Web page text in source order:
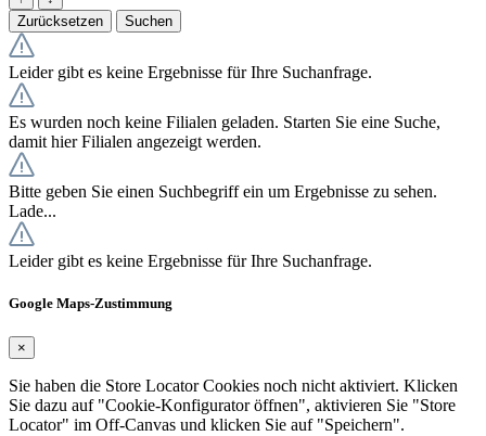
Zurücksetzen
Suchen
Leider gibt es keine Ergebnisse für Ihre Suchanfrage.
Es wurden noch keine Filialen geladen. Starten Sie eine Suche,
damit hier Filialen angezeigt werden.
Bitte geben Sie einen Suchbegriff ein um Ergebnisse zu sehen.
Lade...
Leider gibt es keine Ergebnisse für Ihre Suchanfrage.
Google Maps-Zustimmung
×
Sie haben die Store Locator Cookies noch nicht aktiviert. Klicken
Sie dazu auf "Cookie-Konfigurator öffnen", aktivieren Sie "Store
Locator" im Off-Canvas und klicken Sie auf "Speichern".